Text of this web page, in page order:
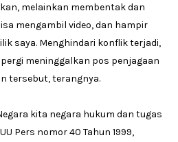
melainkan membentak dan
mengambil video, dan hampir
saya. Menghindari konflik terjadi,
meninggalkan pos penjagaan
tersebut, terangnya.
kita negara hukum dan tugas
Pers nomor 40 Tahun 1999,